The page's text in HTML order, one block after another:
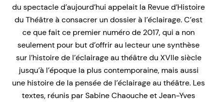
du spectacle d’aujourd’hui appelait la Revue d’Histoire
du Théâtre à consacrer un dossier à l’éclairage. C’est
ce que fait ce premier numéro de 2017, qui a non
seulement pour but d’offrir au lecteur une synthèse
sur l’histoire de l’éclairage au théâtre du XVIIe siècle
jusqu’à l’époque la plus contemporaine, mais aussi
une histoire de la pensée de l’éclairage au théâtre. Les
textes, réunis par Sabine Chaouche et Jean-Yves